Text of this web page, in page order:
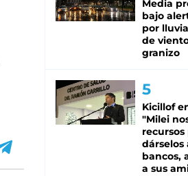
Media
bajo
por
de
granizo
Kicillof
"Milei
recursos
dárselos
bancos,
a sus